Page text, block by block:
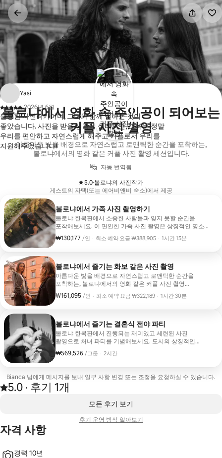
콘텐츠로
바로가기
볼로냐에서 영화 속 주인공이 되어보는
커플 사진 촬영
아름다운 빛을 배경으로 자연스럽고 로맨틱한 순간을 포착하는,
볼로냐에서의 영화 같은 커플 사진 촬영 세션입니다.
자동 번역됨
5.0
, ·볼로냐의 사진작가
게스트의 자택(또는 에어비앤비 숙소)에서 제공
볼로냐에서 가족 사진 촬영하기
볼로냐 한복판에서 소중한 사람들과 잊지 못할 순간을
포착해보세요. 이 편안한 가족 사진 촬영은 상징적인 명소와
매력적인 숨은 거리를 결합하여 자연스럽고 시대를 초월한
인물 사진을 만들어냅니다. 모든 세션을 재미있고 진정성
있습니다.
₩130,177 /인
1인당 ₩130,177· 최소 예약 요금 ₩388,905
, · 1시간 15분
볼로냐에서 즐기는 화보 같은 사진 촬영
아름다운 빛을 배경으로 자연스럽고 로맨틱한 순간을
포착하는, 볼로냐에서의 영화 같은 커플 사진 촬영
세션입니다. 편안한 마음가짐과 부드러운 안내로 포즈를
취한 듯한 느낌보다는 자연스러움과 시대를 초월한 느낌을
진정성 있는 감정에 초점을 맞추어 여러분의 이야기를
스타일리시하게 전달하는 전문적으로 편집된 사진을
선사합니다.
₩161,095 /인
1인당 ₩161,095· 최소 예약 요금 ₩322,189
, · 1시간 30분
볼로냐에서 즐기는 결혼식 전야 파티
볼로냐 한복판에서 진행되는 재미있고 세련된 사진
촬영으로 처녀 파티를 기념해보세요. 도시의 상징적인
포르티코, 활기찬 거리, 숨은 명소를 둘러보는 동안 여러분의
진솔한 웃음, 잊을 수 없는 순간, 그룹만의 특별한 에너지를
기억하기 위해 아름답게 편집된 사진을 받아보실 수
있습니다.
₩569,526 /그룹
그룹당 ₩569,526
, · 2시간
Bianca 님에게 메시지를 보내 일부 사항 변경 또는 조정을 요청하실 수 있습니다.
후기 1건에서 5점 만점 중 5.0점을 받음
5.0
, · 후기 1개
Yasi
, ·2026년 6월
훌륭한 사진작가이며, 그녀와 함께 일하는 것이
좋았습니다. 사진을 받을 생각에 설레지만, 그녀는 정말
우리를 편안하고 자연스럽게 해주고 커플로서 우리를
지원해주었습니다!
모든 후기 보기
후기 운영 방식 알아보기
자격 사항
경력 10년